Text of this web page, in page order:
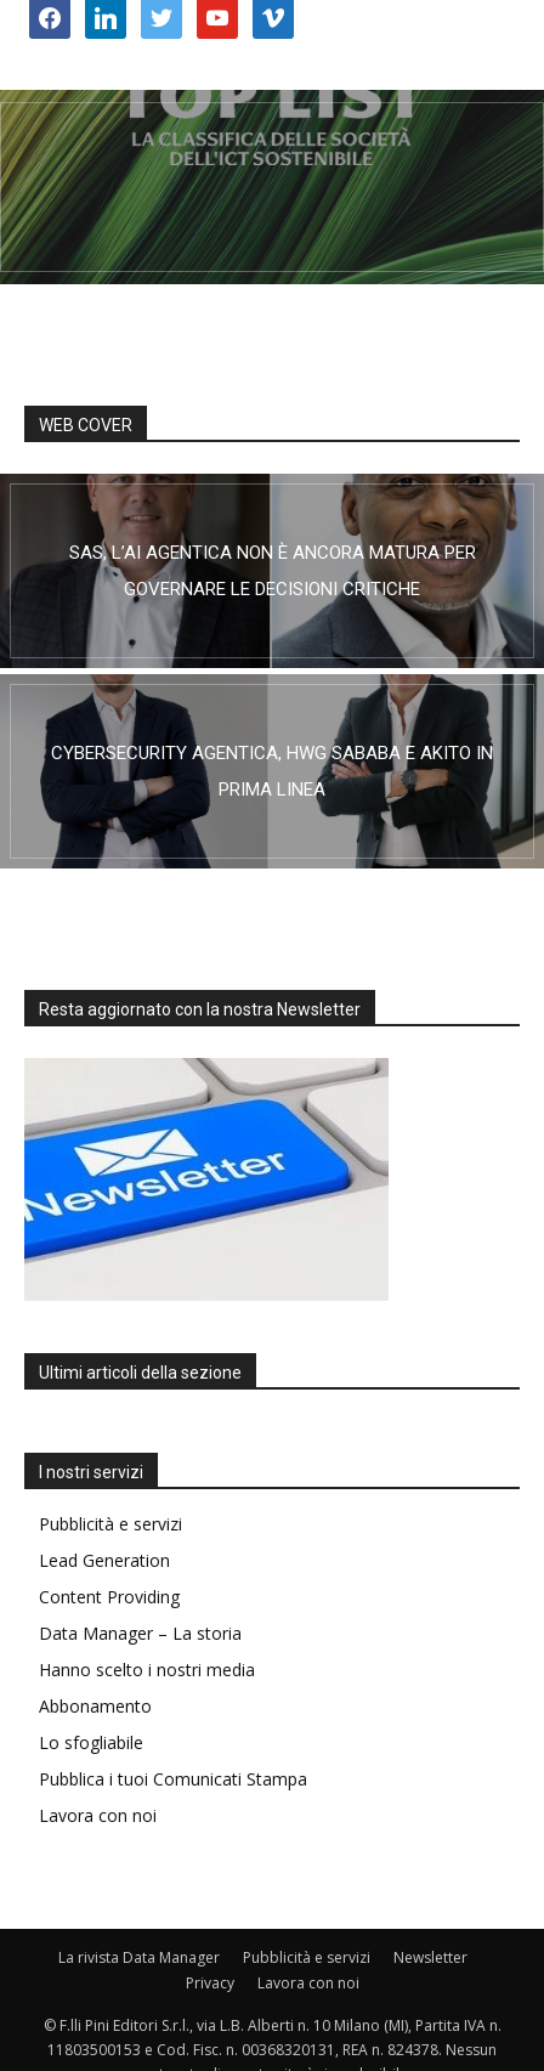
facebooklinkedin twitter youtube vimeo
WEB COVER
SAS, L’AI AGENTICA NON È ANCORA MATURA PER
GOVERNARE LE DECISIONI CRITICHE
CYBERSECURITY AGENTICA, HWG SABABA E AKITO IN
PRIMA LINEA
Resta aggiornato con la nostra Newsletter
Ultimi articoli della sezione
I nostri servizi
Pubblicità e servizi
Lead Generation
Content Providing
Data Manager – La storia
Hanno scelto i nostri media
Abbonamento
Lo sfogliabile
Pubblica i tuoi Comunicati Stampa
Lavora con noi
La rivista Data Manager Pubblicità e servizi
Newsletter
Privacy
Lavora con noi
© F.lli Pini Editori S.r.l., via L.B. Alberti n. 10 Milano (MI), Partita IVA n.
11803500153 e Cod. Fisc. n. 00368320131, REA n. 824378. Nessun